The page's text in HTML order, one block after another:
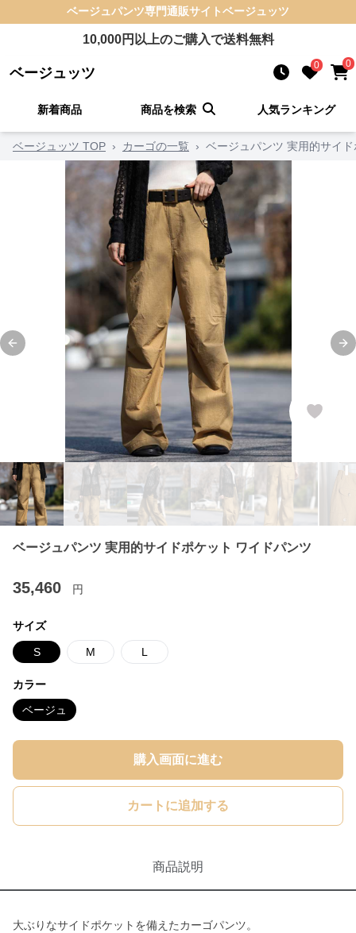
ベージュパンツ専門通販サイトベージュッツ
10,000円以上のご購入で送料無料
ベージュッツ 0 0
新着商品 商品を検索 人気ランキング
ベージュッツ TOP › カーゴの一覧 › ベージュパンツ 実用的サイ
Previous slide
ベージュパンツ 実用的サイドポケット ワイドパンツ
35,460 円
サイズ
S M L
カラー
ベージュ
購入画面に進む
カートに追加する
商品説明
大ぶりなサイドポケットを備えたカーゴパンツ。